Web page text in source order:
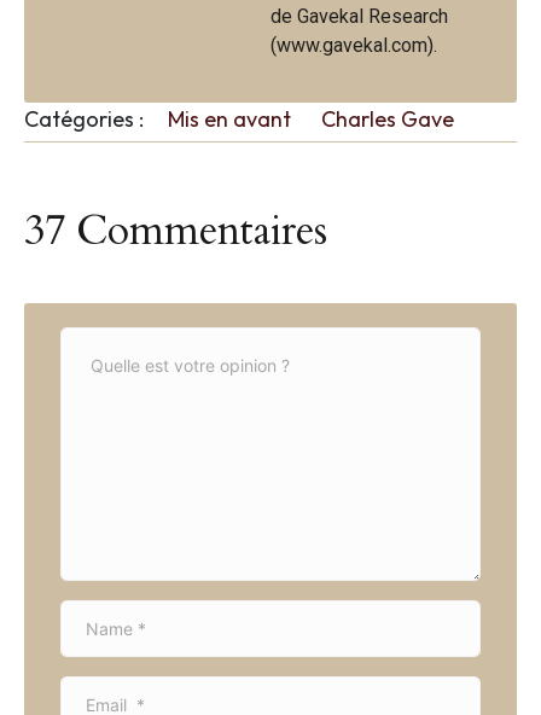
de Gavekal Research
(www.gavekal.com).
Catégories : Mis en avant Charles Gave
37 Commentaires
C
N
m
E